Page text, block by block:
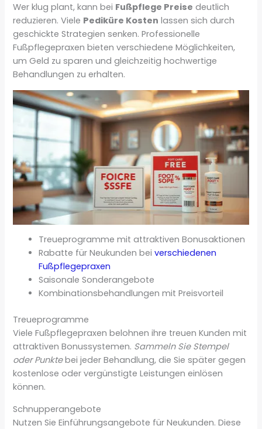
Wer klug plant, kann bei Fußpflege Preise deutlich
reduzieren. Viele Pediküre Kosten lassen sich durch
geschickte Strategien senken. Professionelle
Fußpflegepraxen bieten verschiedene Möglichkeiten,
um Geld zu sparen und gleichzeitig hochwertige
Behandlungen zu erhalten.
Treueprogramme mit attraktiven Bonusaktionen
Rabatte für Neukunden beiverschiedenen
Fußpflegepraxen
Saisonale Sonderangebote
Kombinationsbehandlungen mit Preisvorteil
Treueprogramme
Viele Fußpflegepraxen belohnen ihre treuen Kunden mit
attraktiven Bonussystemen. Sammeln Sie Stempel
oder Punktebei jeder Behandlung, die Sie später gegen
kostenlose oder vergünstigte Leistungen einlösen
können.
Schnupperangebote
Nutzen Sie Einführungsangebote für Neukunden. Diese